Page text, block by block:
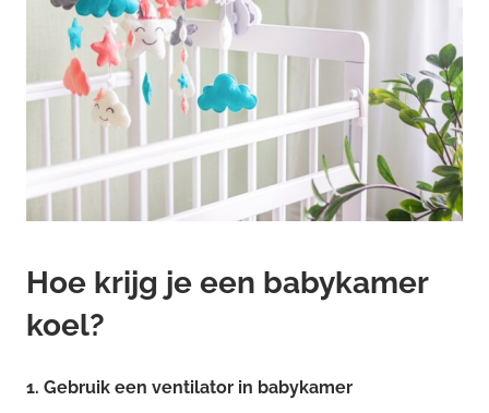
Hoe krijg je een babykamer
koel?
1. Gebruik een ventilator in babykamer